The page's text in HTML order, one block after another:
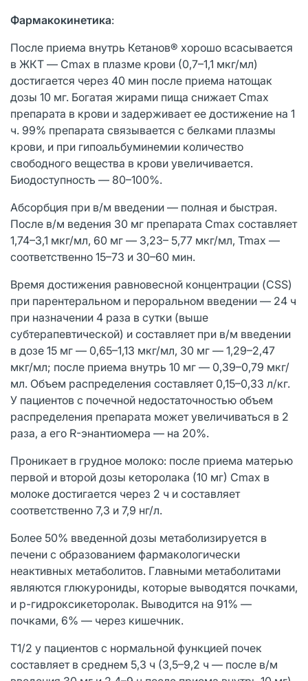
Фармакокинетика:
После приема внутрь Кетанов® хорошо всасывается
в ЖКТ — Cmax в плазме крови (0,7–1,1 мкг/мл)
достигается через 40 мин после приема натощак
дозы 10 мг. Богатая жирами пища снижает Cmax
препарата в крови и задерживает ее достижение на 1
ч. 99% препарата связывается с белками плазмы
крови, и при гипоальбуминемии количество
свободного вещества в крови увеличивается.
Биодоступность — 80–100%.
Абсорбция при в/м введении — полная и быстрая.
После в/м ведения 30 мг препарата Cmax составляет
1,74–3,1 мкг/мл, 60 мг — 3,23– 5,77 мкг/мл, Tmax —
соответственно 15–73 и 30–60 мин.
Время достижения равновесной концентрации (CSS)
при парентеральном и пероральном введении — 24 ч
при назначении 4 раза в сутки (выше
субтерапевтической) и составляет при в/м введении
в дозе 15 мг — 0,65–1,13 мкг/мл, 30 мг — 1,29–2,47
мкг/мл; после приема внутрь 10 мг — 0,39–0,79 мкг/
мл. Объем распределения составляет 0,15–0,33 л/кг.
У пациентов с почечной недостаточностью объем
распределения препарата может увеличиваться в 2
раза, а его R-энантиомера — на 20%.
Проникает в грудное молоко: после приема матерью
первой и второй дозы кеторолака (10 мг) Cmax в
молоке достигается через 2 ч и составляет
соответственно 7,3 и 7,9 нг/л.
Более 50% введенной дозы метаболизируется в
печени с образованием фармакологически
неактивных метаболитов. Главными метаболитами
являются глюкурониды, которые выводятся почками,
и р-гидроксикеторолак. Выводится на 91% —
почками, 6% — через кишечник.
T1/2 у пациентов с нормальной функцией почек
составляет в среднем 5,3 ч (3,5–9,2 ч — после в/м